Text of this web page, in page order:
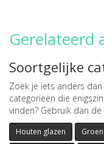
Gerelateerd
Soortgelijke
Zoek je iets anders
categorieën die
vinden? Gebruik dan
Houten glazen